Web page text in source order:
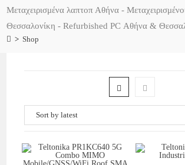
Μεταχειρισμένα λαπτοπ Αθήνα -
Θεσσαλονίκη - Refurbished PC Αθήνα &
> Shop